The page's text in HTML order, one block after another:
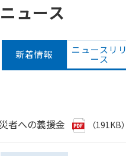
ニュース
新着情報 ニュースリリ
ース
者への義援金 （191KB）